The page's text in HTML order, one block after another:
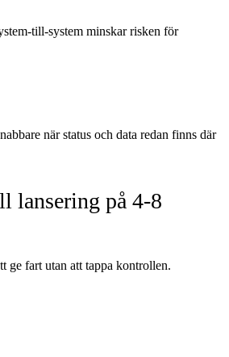
till-system minskar risken för
när status och data redan finns där
lansering på 4-8
ge fart utan att tappa kontrollen.